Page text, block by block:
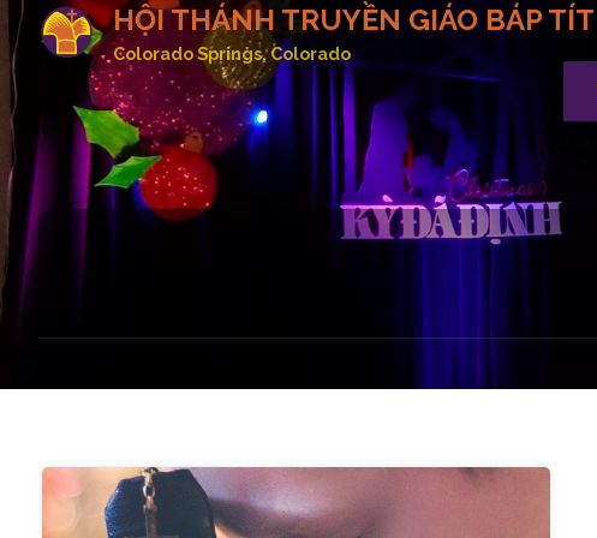
HỘI THÁNH TRUYỀN GIÁO BÁP TÍT
Colorado Springs, Colorado